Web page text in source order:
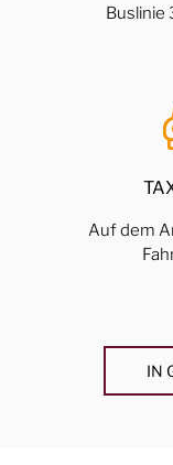
Buslinie
Auf dem
IN